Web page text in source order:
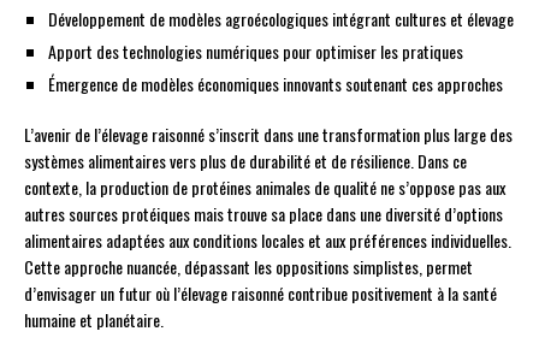
Développement de modèles agroécologiques intégrant cultures et élevage
Apport des technologies numériques pour optimiser les pratiques
Émergence de modèles économiques innovants soutenant ces approches
L’avenir de l’élevage raisonné s’inscrit dans une transformation plus large des
systèmes alimentaires vers plus de durabilité et de résilience. Dans ce
contexte, la production de protéines animales de qualité ne s’oppose pas aux
autres sources protéiques mais trouve sa place dans une diversité d’options
alimentaires adaptées aux conditions locales et aux préférences individuelles.
Cette approche nuancée, dépassant les oppositions simplistes, permet
d’envisager un futur où l’élevage raisonné contribue positivement à la santé
humaine et planétaire.